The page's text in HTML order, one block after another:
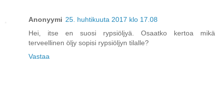
Anonyymi 25. huhtikuuta 2017 klo 17.08
Hei, itse en suosi rypsiöljyä. Osaatko kertoa mikä
terveellinen öljy sopisi rypsiöljyn tilalle?
Vastaa